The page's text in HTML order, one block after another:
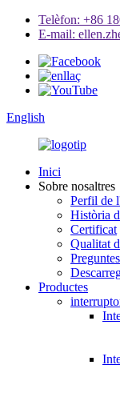
Telèfon: +86
E-mail:
English
Inici
Sobre nosaltres
Perfil de
Història
Certificat
Qualitat
Productes